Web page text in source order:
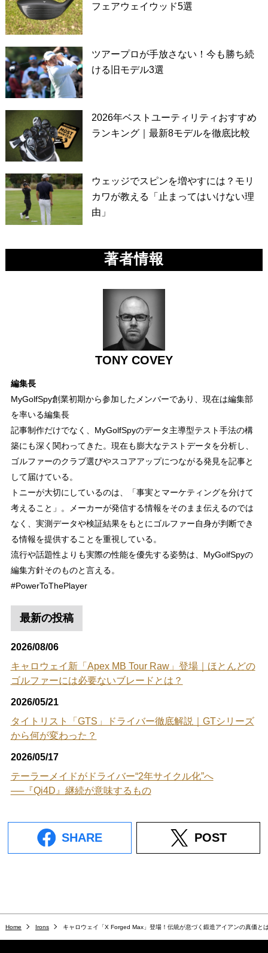
フェアウェイウッド5選
ツアープロが手放さない！今も勝ち続
ける旧モデル3選
2026年ベストユーティリティおすすめ
ランキング｜最新8モデルを徹底比較
ウェッジでスピンを増やすには？モリ
カワが教える「止まってはいけない理
由」
著者情報
TONY COVEY
編集長
MyGolfSpy創業初期から参加したメンバーであり、現在は編集部
を率いる編集長
記事制作だけでなく、MyGolfSpyのデータ主導型テスト手法の構
築にも深く関わってきた。現在も膨大なテストデータを分析し、
ゴルファーのクラブ選びやスコアアップにつながる発見を記事と
して届けている。
トニーが大切にしているのは、「事実とマーケティングを分けて
考えること」。メーカーが発信する情報をそのまま伝えるのでは
なく、実測データや検証結果をもとにゴルファー自身が判断でき
る情報を提供することを重視している。
流行や話題性よりも実際の性能を優先する姿勢は、MyGolfSpyの
編集方針そのものと言える。
#PowerToThePlayer
最新の投稿
2026/08/06
キャロウェイ新「Apex MB Tour Raw」登場｜ほとんどの
ゴルファーには必要ないブレードとは？
2026/05/21
タイトリスト「GTS」ドライバー徹底解説｜GTシリーズ
から何が変わった？
2026/05/17
テーラーメイドがドライバー“2年サイクル化”へ
──『Qi4D』継続が意味するもの
SHARE POST
Home Irons キャロウェイ「X Forged Max」登場！伝統が息づく鍛造アイアンの真価と